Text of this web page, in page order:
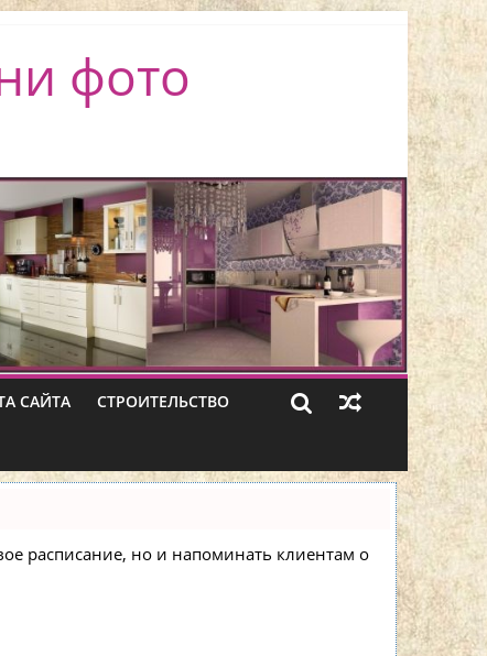
фото
САЙТА СТРОИТЕЛЬСТВО
расписание, но и напоминать клиентам о